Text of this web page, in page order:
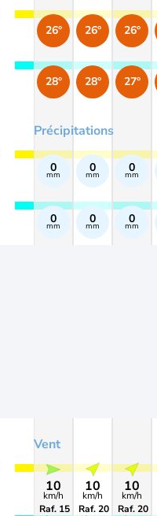
Précipitations
Vent
26°
28°
0
mm
0
mm
10
km/h
Raf. 15
26°
28°
0
mm
0
mm
10
km/h
Raf. 20
26°
27°
0
mm
0
mm
10
km/h
Raf. 20